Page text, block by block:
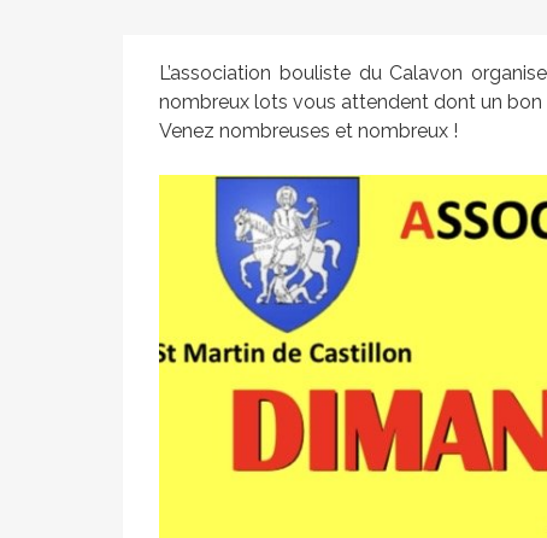
L’association bouliste du Calavon
nombreux lots vous attendent dont un bon
Venez nombreuses et nombreux !